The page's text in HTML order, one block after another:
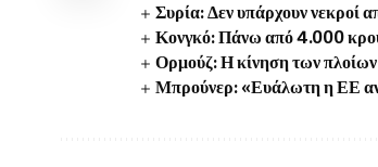
Συρία: Δεν υπάρχουν νεκροί
Κονγκό: Πάνω από 4.000
Ορμούζ: Η κίνηση των
Μπρούνερ: «Ευάλωτη η ΕΕ αν